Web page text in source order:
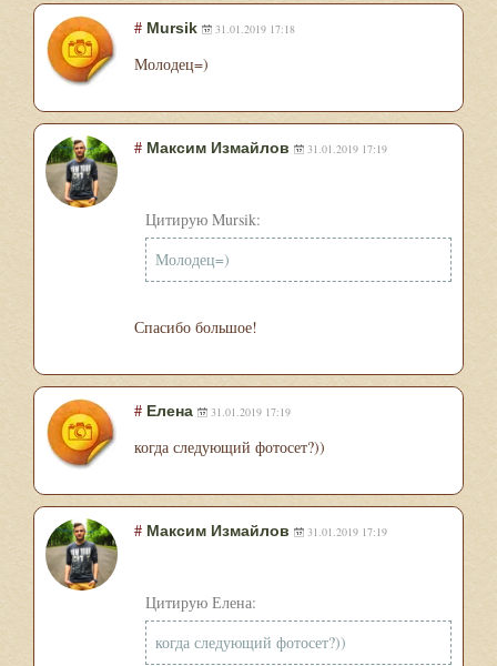
# Mursik 31.01.2019 17:18
Молодец=)
# Максим Измайлов 31.01.2019 17:19
Цитирую Mursik:
Молодец=)
Спасибо большое!
# Елена 31.01.2019 17:19
когда следующий фотосет?))
# Максим Измайлов 31.01.2019 17:19
Цитирую Елена:
когда следующий фотосет?))